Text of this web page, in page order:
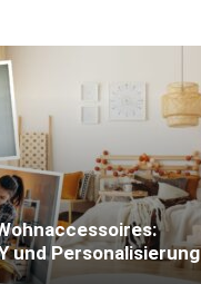
und Personalisierung